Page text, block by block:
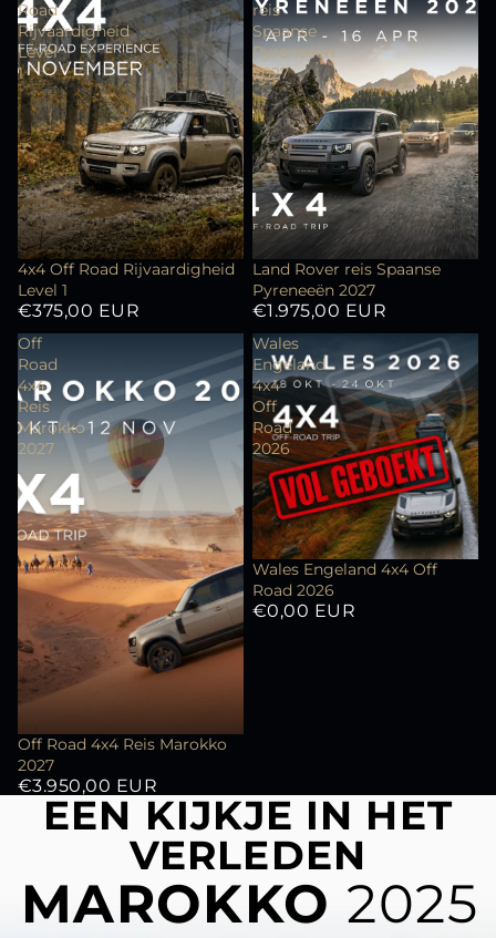
Road
Rijvaardigheid
Level
1
4x4 Off Road Rijvaardigheid
Level 1
€375,00 EUR
reis
Spaanse
Pyreneeën
2027
Land Rover reis Spaanse
Pyreneeën 2027
€1.975,00 EUR
Off
Road
4x4
Reis
Marokko
2027
Off Road 4x4 Reis Marokko
2027
€3.950,00 EUR
Wales
Engeland
4x4
Off
Road
2026
Wales Engeland 4x4 Off
Road 2026
€0,00 EUR
EEN KIJKJE IN HET
VERLEDEN
MAROKKO 2025